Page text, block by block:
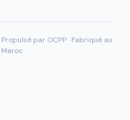
Propulsé par OCPP · Fabriqué au
Maroc